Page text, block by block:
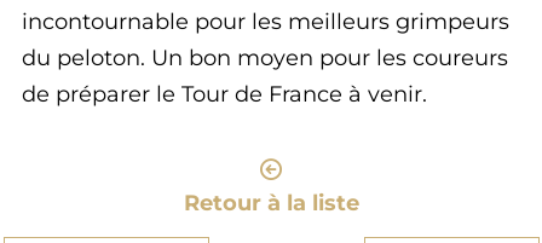
incontournable pour les meilleurs grimpeurs
du peloton. Un bon moyen pour les coureurs
de préparer le Tour de France à venir.
Retour à la liste